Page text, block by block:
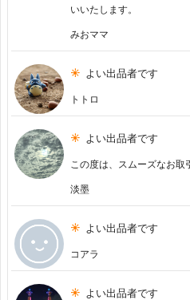
いいたします。
みおママ
よい出品者です
トトロ
よい出品者です
この度は、スムーズなお取
淡墨
よい出品者です
コアラ
よい出品者です